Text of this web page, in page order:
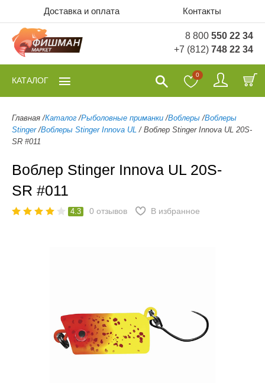
Доставка и оплата Контакты
8 800 550 22 34
+7 (812) 748 22 34
0
КАТАЛОГ
Главная /Каталог /Рыболовные приманки /Воблеры /Воблеры
Stinger /Воблеры Stinger Innova UL / Воблер Stinger Innova UL 20S-
SR #011
Воблер Stinger Innova UL 20S-
SR #011
4.3 0 отзывов В избранное